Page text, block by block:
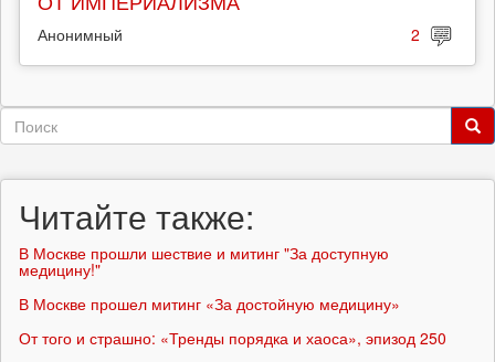
Анонимный 2
Форма
Читайте также:
В Москве прошли шествие и митинг "За доступную
медицину!"
В Москве прошел митинг «За достойную медицину»
От того и страшно: «Тренды порядка и хаоса», эпизод 250